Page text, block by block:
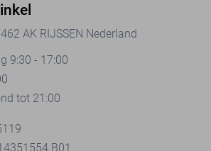
AK RIJSSEN Nederland
9:30 - 17:00
tot 21:00